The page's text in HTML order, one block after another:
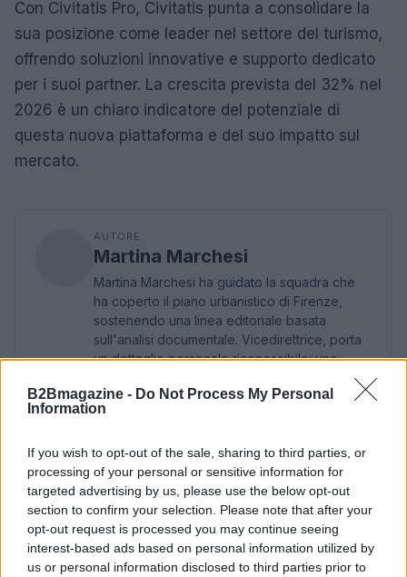
B2Bmagazine - Do Not Process My Personal
Information
If you wish to opt-out of the sale, sharing to third parties, or
processing of your personal or sensitive information for
targeted advertising by us, please use the below opt-out
section to confirm your selection. Please note that after your
opt-out request is processed you may continue seeing
interest-based ads based on personal information utilized by
us or personal information disclosed to third parties prior to
Con Civitatis Pro, Civitatis punta a consolidare la
sua posizione come leader nel settore del turismo,
offrendo soluzioni innovative e supporto dedicato
per i suoi partner. La crescita prevista del 32% nel
2026 è un chiaro indicatore del potenziale di
questa nuova piattaforma e del suo impatto sul
mercato.
AUTORE
Martina Marchesi
Martina Marchesi ha guidato la squadra che
ha coperto il piano urbanistico di Firenze,
sostenendo una linea editoriale basata
sull'analisi documentale. Vicedirettrice, porta
un dettaglio personale riconoscibile: una
mappa manoscritta dei rioni fiorentini nella sua
agenda.